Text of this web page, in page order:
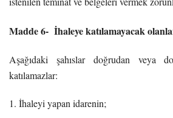
Madde 6- İhaleye katılamayacak
Aşağıdaki şahıslar doğrudan veya
katılamazlar:
1. İhaleyi yapan idarenin;